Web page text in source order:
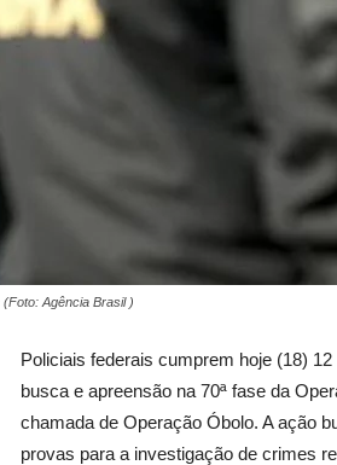
Agência Brasil )
Policiais federais cumprem hoje (18)
busca e apreensão na 70ª fase da
chamada de Operação Óbolo. A ação
provas para a investigação de crimes